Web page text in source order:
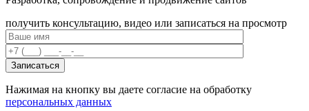
получить консультацию, видео или записаться на просмотр
Нажимая на кнопку вы даете согласие на обработку
персональных данных